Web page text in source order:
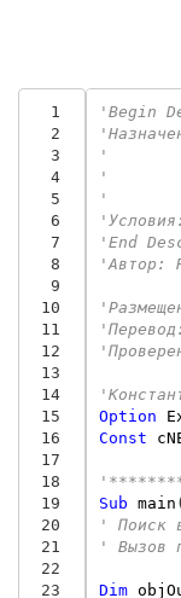
  1
  2
  3
  4
  5
  6
  7
  8
  9
10
11
12
13
14
15
16
17
18
19
20
21
22
23
'Begin
'End
'Автор:
Option
Const
Sub main
' Поиск
' Вызов
Dim